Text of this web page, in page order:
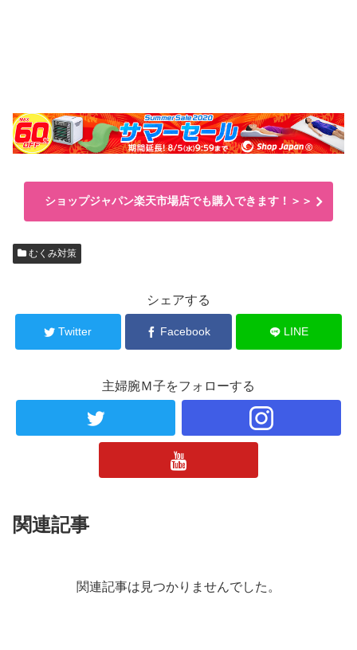
ショップジャパン楽天市場店でも購入できます！＞＞
むくみ対策
シェアする
Twitter Facebook LINE
主婦腕Ｍ子をフォローする
関連記事
関連記事は見つかりませんでした。